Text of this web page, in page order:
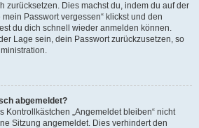
zurücksetzen. Dies machst du, indem du auf der
Passwort vergessen“ klickst und den
du dich schnell wieder anmelden können.
Lage sein, dein Passwort zurückzusetzen, so
abgemeldet?
Kontrollkästchen „Angemeldet bleiben“ nicht
Sitzung angemeldet. Dies verhindert den